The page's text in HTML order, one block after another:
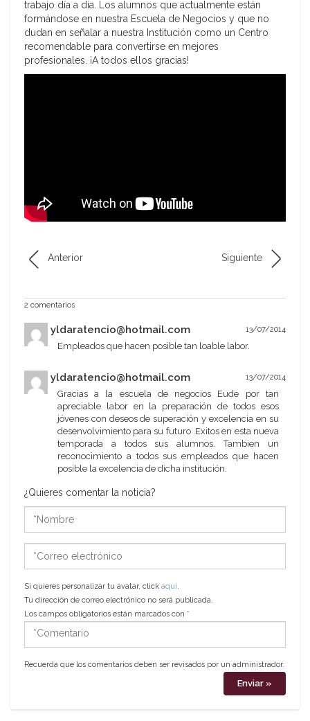
trabajo día a día. Los alumnos que actualmente están
formándose en nuestra Escuela de Negocios y que no
dudan en señalar a nuestra Institución como un Centro
recomendable para convertirse en mejores
profesionales. ¡A todos ellos gracias!
Anterior Siguiente
2 comentarios
yldaratencio@hotmail.com 13/07/2014
Empleados que hacen posible tan loable labor.
yldaratencio@hotmail.com 13/07/2014
Gracias a la escuela de negocios Eude por tan
apreciable labor en la preparación de todos esos
jóvenes con deseos de superación y excelencia en su
desenvolvimiento para su futuro .Exitos en esta nueva
temporada a todos sus alumnos. Tambien un
reconocimiento a todos sus empleados que hacen
posible la excelencia de dicha institución.
¿Quieres comentar la noticia?
electrónico
Si quieres personalizar tu avatar, click aquí.
Tu dirección de correo electrónico no será publicada.
Los campos obligatorios están marcados con *
*Comentario
Recuerda que los comentarios deben ser revisados por un administrador.